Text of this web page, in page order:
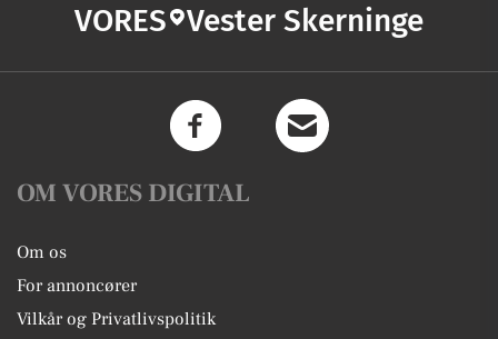
VORES Vester Skerninge
OM VORES DIGITAL
Om os
For annoncører
Vilkår og Privatlivspolitik